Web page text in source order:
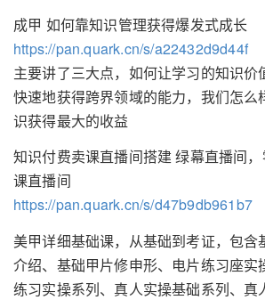
成甲 如何靠知识管理获得爆发式成长
https://pan.quark.cn/s/a22432d9d44f
主要讲了三大点，如何让学习的知识价
快速地获得跨界领域的能力，我们怎么
识获得最大的收益
知识付费卖课直播间搭建 绿幕直播间
课直播间
https://pan.quark.cn/s/d47b9db961b7
美甲详细基础课，从基础到考证，包含
介绍、基础甲片修申形、电片练习座实
练习实操系列、真人实操基础系列、真